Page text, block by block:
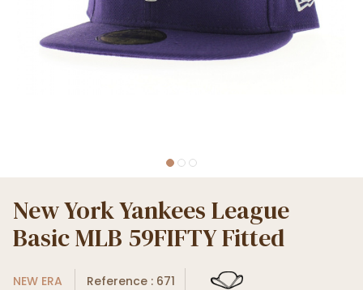
New York Yankees League
Basic MLB 59FIFTY Fitted
NEW ERA Reference : 671